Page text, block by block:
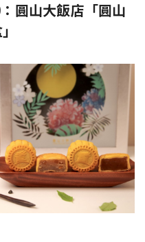
圓山大飯店「圓山